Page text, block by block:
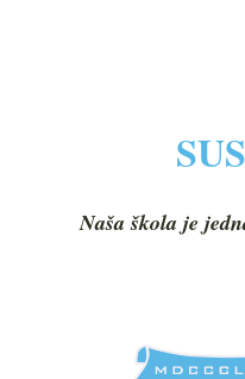
Naša škola je